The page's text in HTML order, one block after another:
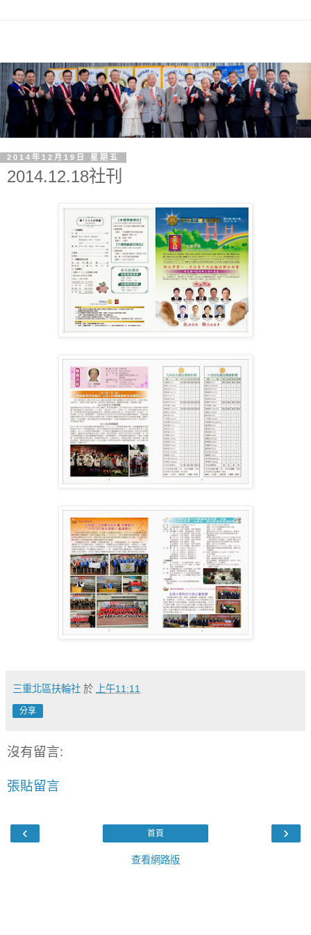
2014年12月19日 星期五
2014.12.18社刊
三重北區扶輪社 於 上午11:11
分享
沒有留言:
張貼留言
‹ ›
首頁
查看網路版